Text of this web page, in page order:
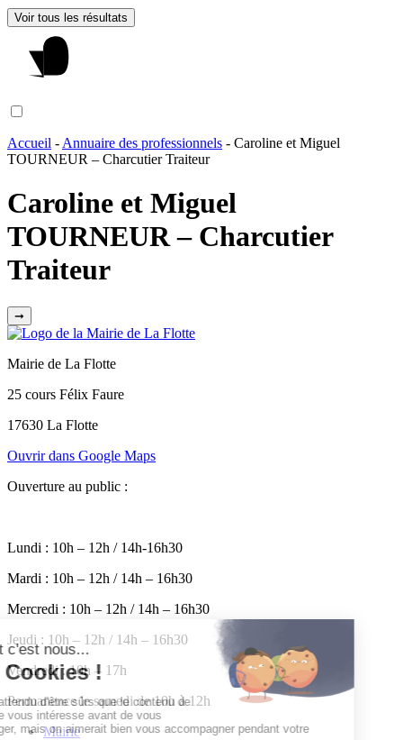
Voir tous les résultats
Accueil - Annuaire des professionnels - Caroline et Miguel
TOURNEUR – Charcutier Traiteur
Caroline et Miguel
TOURNEUR – Charcutier
Traiteur
➞
Mairie de La Flotte
25 cours Félix Faure
17630 La Flotte
Ouvrir dans Google Maps
Ouverture au public :
Lundi : 10h – 12h / 14h-16h30
Mardi : 10h – 12h / 14h – 16h30
Mercredi : 10h – 12h / 14h – 16h30
Jeudi : 10h – 12h / 14h – 16h30
Vendredi : 10h – 17h
Permanence le samedi de 10h à 12h
Mairie